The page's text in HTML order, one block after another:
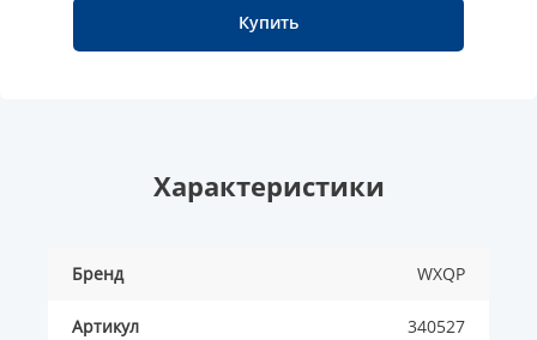
Купить
Характеристики
Бренд WXQP
Артикул 340527